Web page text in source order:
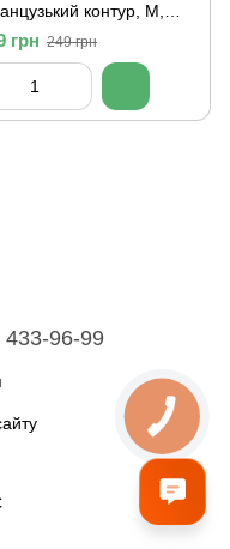
контур, M,
грн 249 грн
433-96-99